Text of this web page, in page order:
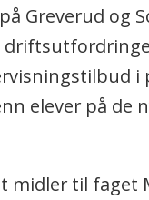
Greverud og
i
elever på de
midler til faget